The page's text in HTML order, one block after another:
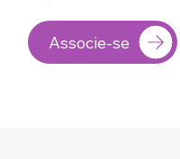
Associe-se